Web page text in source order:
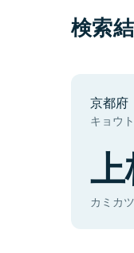
検索
京都府
キョウ
カミカ